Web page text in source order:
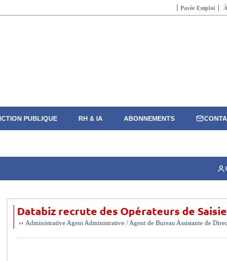
Pavée Emploi
PUBLIQUE RH & IA ABONNEMENTS
Databiz recrute des Opérateurs de
›› Administrative Agent Administrative / Agent de Bureau Assistante de